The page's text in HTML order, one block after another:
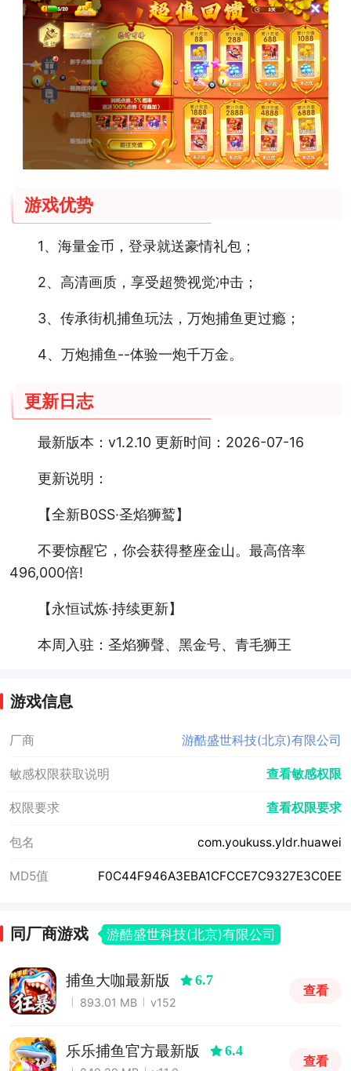
游戏优势
1、海量金币，登录就送豪情礼包；
2、高清画质，享受超赞视觉冲击；
3、传承街机捕鱼玩法，万炮捕鱼更过瘾；
4、万炮捕鱼--体验一炮千万金。
更新日志
最新版本：v1.2.10 更新时间：2026-07-16
更新说明：
【全新B0SS·圣焰狮鹫】
不要惊醒它，你会获得整座金山。最高倍率
496,000倍!
【永恒试炼·持续更新】
本周入驻：圣焰狮聲、黑金号、青毛狮王
游戏信息
厂商 游酷盛世科技(北京)有限公司
敏感权限获取说明 查看敏感权限
权限要求 查看权限要求
包名 com.youkuss.yldr.huawei
MD5值 F0C44F946A3EBA1CFCCE7C9327E3C0EE
同厂商游戏 游酷盛世科技(北京)有限公司
捕鱼大咖最新版 6.7
893.01 MB v152
查看
乐乐捕鱼官方最新版 6.4
查看